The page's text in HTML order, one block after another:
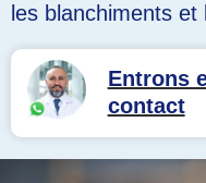
les blanchiments et
Entrons
contact